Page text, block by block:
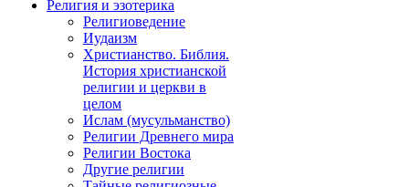
Религия и эзотерика
Религиоведение
Иудаизм
Христианство. Библия.
История христианской
религии и церкви в
целом
Ислам (мусульманство)
Религии Древнего мира
Религии Востока
Другие религии